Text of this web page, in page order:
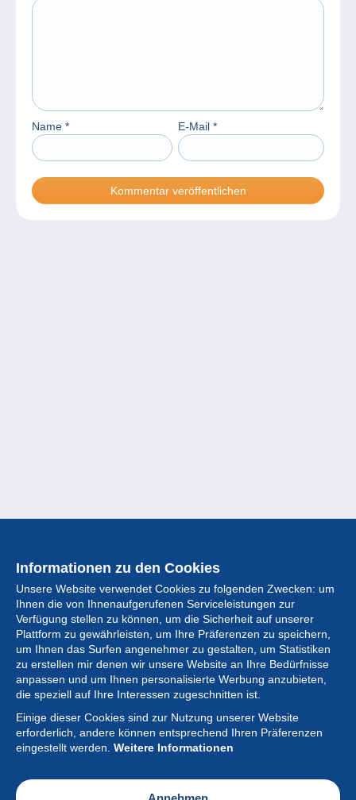
Name * E-Mail *
Informationen zu den Cookies
Unsere Website verwendet Cookies zu folgenden Zwecken: um
Ihnen die von Ihnenaufgerufenen Serviceleistungen zur
Verfügung stellen zu können, um die Sicherheit auf unserer
Plattform zu gewährleisten, um Ihre Präferenzen zu speichern,
um Ihnen das Surfen angenehmer zu gestalten, um Statistiken
zu erstellen mir denen wir unsere Website an Ihre Bedürfnisse
anpassen und um Ihnen personalisierte Werbung anzubieten,
die speziell auf Ihre Interessen zugeschnitten ist.
Einige dieser Cookies sind zur Nutzung unserer Website
erforderlich, andere können entsprechend Ihren Präferenzen
eingestellt werden. Weitere Informationen
Sammlung
Neuigkeiten
Artikel
Gesellschaft